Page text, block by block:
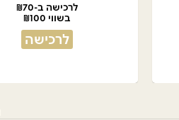
לרכישה ב-₪70
בשווי ₪100
לרכישה